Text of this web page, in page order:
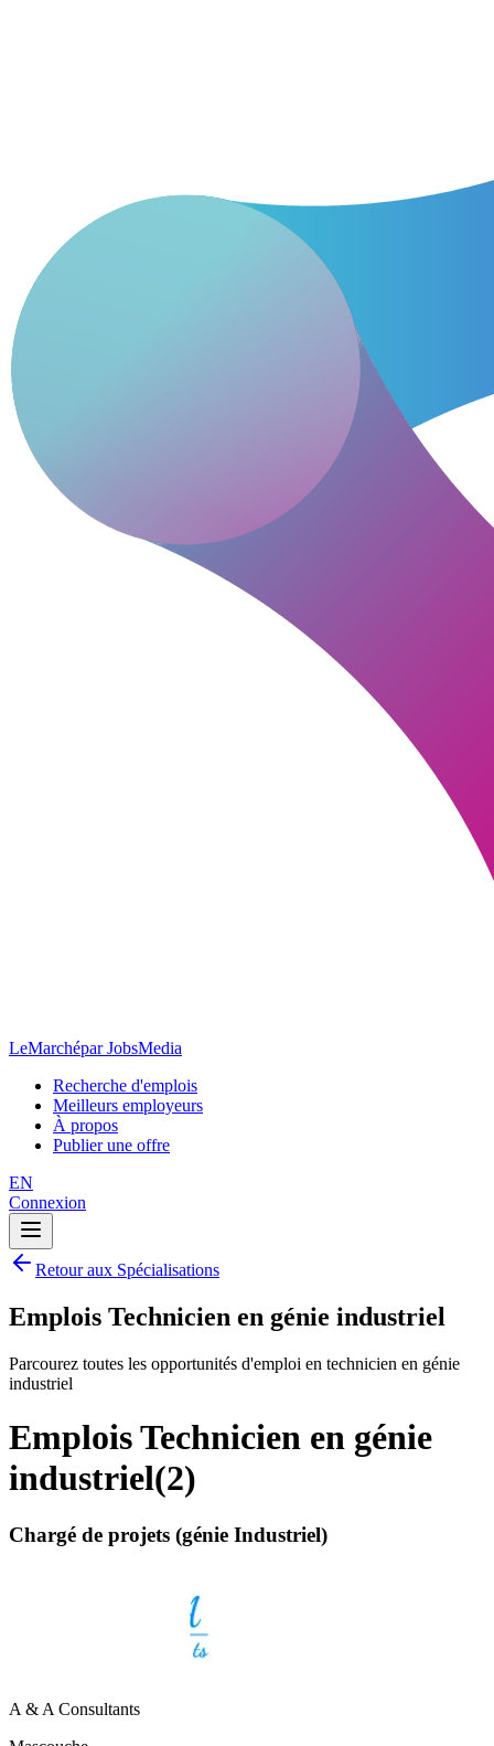
LeMarchépar JobsMedia
Recherche d'emplois
Meilleurs employeurs
À propos
Publier une offre
EN
Connexion
Retour aux Spécialisations
Emplois Technicien en génie industriel
Parcourez toutes les opportunités d'emploi en technicien en génie
industriel
Emplois Technicien en génie
industriel(2)
Chargé de projets (génie Industriel)
A & A Consultants